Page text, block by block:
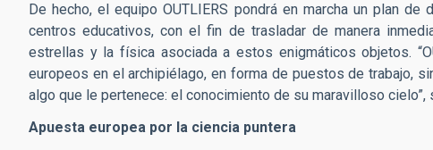
De hecho, el equipo OUTLIERS pondrá en marcha un plan
centros educativos, con el fin de trasladar de manera
estrellas y la física asociada a estos enigmáticos objetos.
europeos en el archipiélago, en forma de puestos de trabajo,
algo que le pertenece: el conocimiento de su maravilloso cielo”,
Apuesta europea por la ciencia puntera